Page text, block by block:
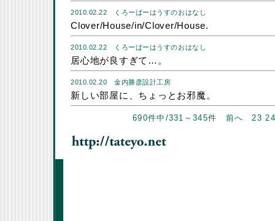
2010.02.22 くろーばーはうすのおはなし
Clover/House/in/Clover/House.
2010.02.22 くろーばーはうすのおはなし
居心地が良すぎて…。
2010.02.20金内勝彦設計工房
新しい部屋に、ちょっとお邪魔。
690件中/331～345件 前へ 23 24